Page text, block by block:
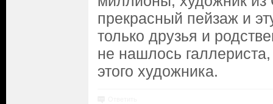
прекрасный пейзаж и
только друзья и
не нашлось
этого художника.